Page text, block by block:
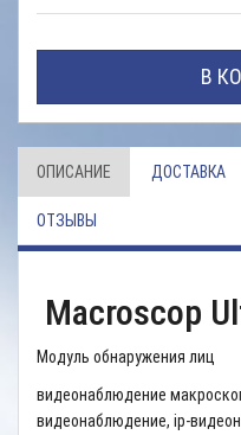
В
ОПИСАНИЕ ДОСТАВКА
ОТЗЫВЫ
Macroscop
Модуль обнаружения лиц
видеонаблюдение
видеонаблюдение, ip-